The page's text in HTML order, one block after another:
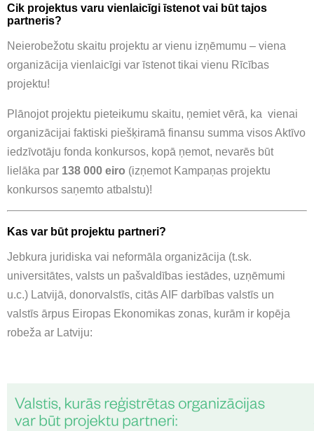
Cik projektus varu vienlaicīgi īstenot vai būt tajos
partneris?
Neierobežotu skaitu projektu ar vienu izņēmumu – viena
organizācija vienlaicīgi var īstenot tikai vienu Rīcības
projektu!
Plānojot projektu pieteikumu skaitu, ņemiet vērā, ka vienai
organizācijai faktiski piešķiramā finansu summa visos Aktīvo
iedzīvotāju fonda konkursos, kopā ņemot, nevarēs būt
lielāka par 138 000 eiro (izņemot Kampaņas projektu
konkursos saņemto atbalstu)!
Kas var būt projektu partneri?
Jebkura juridiska vai neformāla organizācija (t.sk.
universitātes, valsts un pašvaldības iestādes, uzņēmumi
u.c.) Latvijā, donorvalstīs, citās AIF darbības valstīs un
valstīs ārpus Eiropas Ekonomikas zonas, kurām ir kopēja
robeža ar Latviju: